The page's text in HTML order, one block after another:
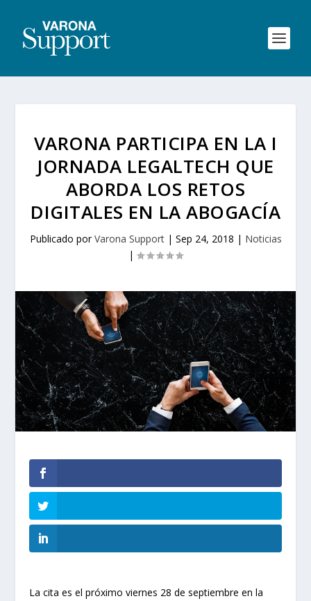
VARONA PARTICIPA EN LA I
JORNADA LEGALTECH QUE
ABORDA LOS RETOS
DIGITALES EN LA ABOGACÍA
Publicado porVarona Support| Sep 24, 2018 | Noticias
|
La cita es el próximo viernes 28 de septiembre en la